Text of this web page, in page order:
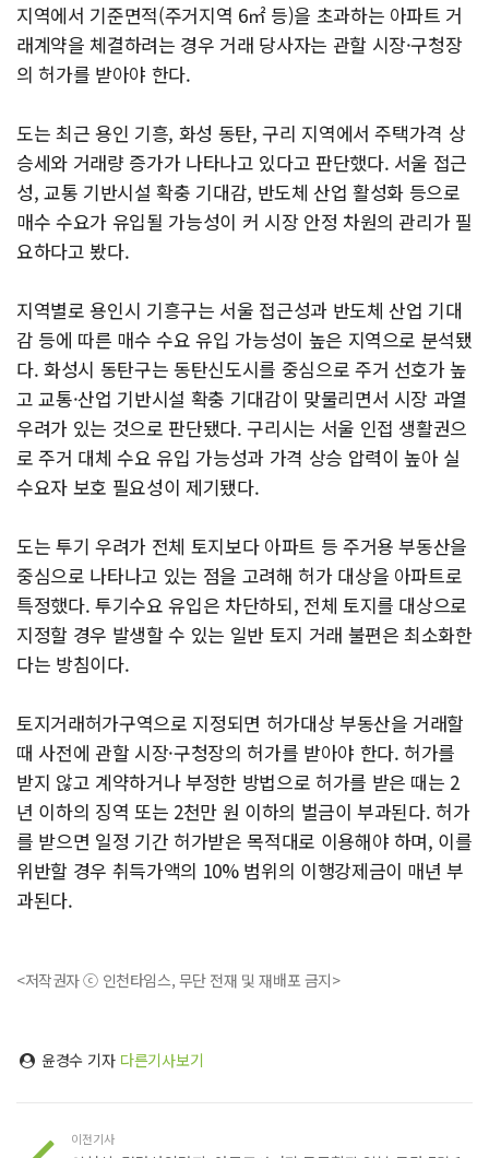
지역에서 기준면적(주거지역 6㎡ 등)을 초과하는 아파트 거
래계약을 체결하려는 경우 거래 당사자는 관할 시장·구청장
의 허가를 받아야 한다.
도는 최근 용인 기흥, 화성 동탄, 구리 지역에서 주택가격 상
승세와 거래량 증가가 나타나고 있다고 판단했다. 서울 접근
성, 교통 기반시설 확충 기대감, 반도체 산업 활성화 등으로
매수 수요가 유입될 가능성이 커 시장 안정 차원의 관리가 필
요하다고 봤다.
지역별로 용인시 기흥구는 서울 접근성과 반도체 산업 기대
감 등에 따른 매수 수요 유입 가능성이 높은 지역으로 분석됐
다. 화성시 동탄구는 동탄신도시를 중심으로 주거 선호가 높
고 교통·산업 기반시설 확충 기대감이 맞물리면서 시장 과열
우려가 있는 것으로 판단됐다. 구리시는 서울 인접 생활권으
로 주거 대체 수요 유입 가능성과 가격 상승 압력이 높아 실
수요자 보호 필요성이 제기됐다.
도는 투기 우려가 전체 토지보다 아파트 등 주거용 부동산을
중심으로 나타나고 있는 점을 고려해 허가 대상을 아파트로
특정했다. 투기수요 유입은 차단하되, 전체 토지를 대상으로
지정할 경우 발생할 수 있는 일반 토지 거래 불편은 최소화한
다는 방침이다.
토지거래허가구역으로 지정되면 허가대상 부동산을 거래할
때 사전에 관할 시장·구청장의 허가를 받아야 한다. 허가를
받지 않고 계약하거나 부정한 방법으로 허가를 받은 때는 2
년 이하의 징역 또는 2천만 원 이하의 벌금이 부과된다. 허가
를 받으면 일정 기간 허가받은 목적대로 이용해야 하며, 이를
위반할 경우 취득가액의 10% 범위의 이행강제금이 매년 부
과된다.
<저작권자 ⓒ 인천타임스, 무단 전재 및 재배포 금지>
윤경수 기자 다른기사보기
이전기사